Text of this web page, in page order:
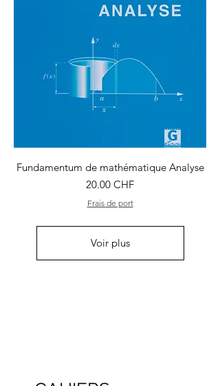
Fundamentum de mathématique Analyse
Prix
20.00 CHF
Frais de port
Voir plus